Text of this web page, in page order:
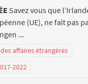
Savez vous que
(UE), ne fait pas
...
affaires étrangères
2022